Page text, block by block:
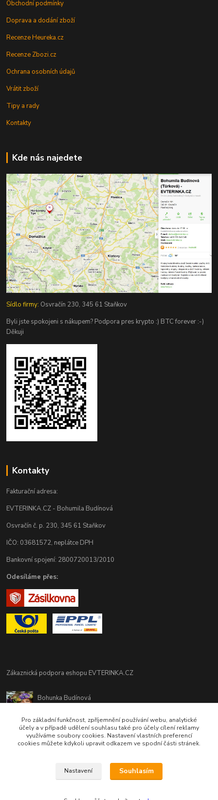
Obchodní podmínky
Doprava a dodání zboží
Recenze Heureka.cz
Recenze Zbozi.cz
Ochrana osobních údajů
Vrátit zboží
Tipy a rady
Kontakty
Kde nás najedete
Sídlo firmy: Osvračín 230, 345 61 Staňkov
Byli jste spokojeni s nákupem? Podpora pres krypto :) BTC forever :-)
Děkuji
Kontakty
Fakturační adresa:
EVTERINKA.CZ - Bohumila Budínová
Osvračín č. p. 230, 345 61 Staňkov
IČO: 03681572, neplátce DPH
Bankovní spojení: 2800720013/2010
Odesíláme přes:
Zákaznická podpora eshopu EVTERINKA.CZ
Bohunka Budínová
(Po-Pá - 9:00-17:00hod, So 8:00-12:00hod)
obchod@evterinka.cz
Pro základní funkčnost, zpříjemnění používání webu, analytické
účely a v případě udělení souhlasu také pro účely cílení reklamy
využíváme soubory cookies. Nastavení vlastních preferencí
cookies můžete kdykoli upravit odkazem ve spodní části stránek.
Nastavení Souhlasím